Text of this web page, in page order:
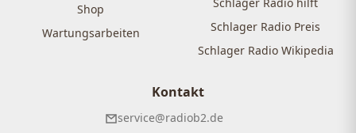
Shop
Wartungsarbeiten
Schlager Radio hilft
Schlager Radio Preis
Schlager Radio Wikipedia
Kontakt
service@radiob2.de